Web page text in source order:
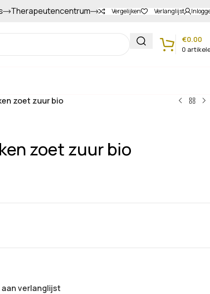
Gapers sparen voor extra korting
Therapeutencentrum Vergelijken Verlanglijst
0
€0.00
zoet zuur bio
zoet zuur bio
verlanglijst